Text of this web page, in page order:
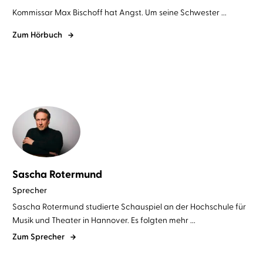
Kommissar Max Bischoff hat Angst. Um seine Schwester ...
Zum Hörbuch
Sascha Rotermund
Sprecher
Sascha Rotermund studierte Schauspiel an der Hochschule für
Musik und Theater in Hannover. Es folgten mehr ...
Zum Sprecher